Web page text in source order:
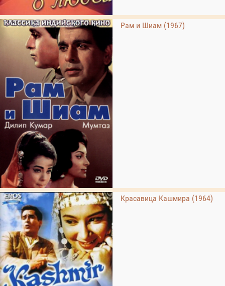
Рам и Шиам (1967)
Красавица Кашмира (1964)